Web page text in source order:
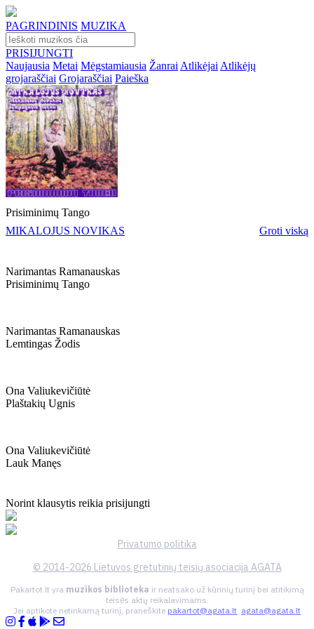
PAGRINDINIS MUZIKA
PRISIJUNGTI
Naujausia Metai Mėgstamiausia Žanrai Atlikėjai Atlikėjų
grojaraščiai Grojaraščiai Paieška
Prisiminimų Tango
MIKALOJUS NOVIKAS
Groti viską
Narimantas Ramanauskas
Prisiminimų Tango
Narimantas Ramanauskas
Lemtingas Žodis
Ona Valiukevičiūtė
Plaštakių Ugnis
Ona Valiukevičiūtė
Lauk Manęs
Norint klausytis reikia prisijungti
Privatumo politika
© 2014-2026 Lietuvos gretutinių teisių asociacija AGATA
Pakartot.lt yra muzikos biblioteka ir neatsako už kūrinių turinį bei atitikimą
teisės aktų reikalavimams.
Jei aptikote netinkamą turinį, praneškite pakartot@agata.lt, agata@agata.lt